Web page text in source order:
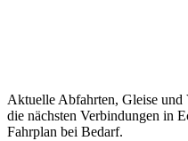
Aktuelle Abfahrten, Gleise und
die nächsten Verbindungen in
Fahrplan bei Bedarf.